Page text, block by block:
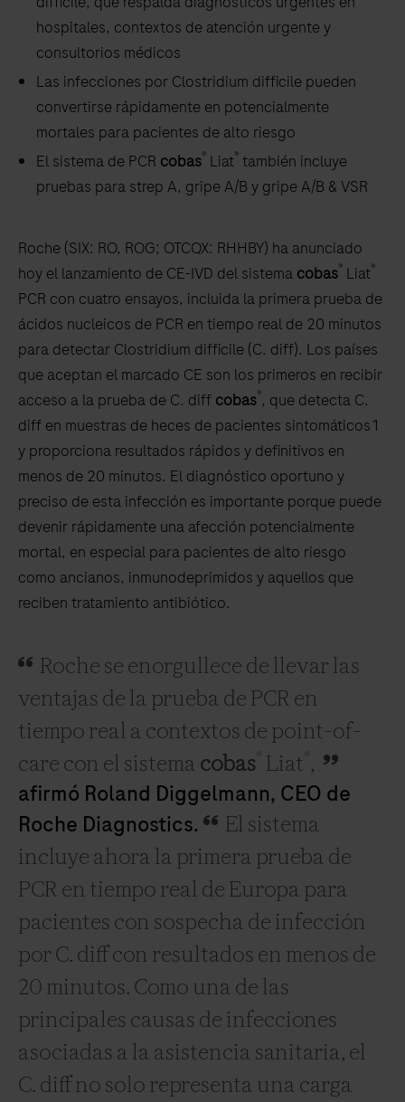
hospitales, contextos de atención urgente y
consultorios médicos
Las infecciones por Clostridium difficile pueden
convertirse rápidamente en potencialmente
mortales para pacientes de alto riesgo
El sistema de PCR cobas® Liat® también incluye
pruebas para strep A, gripe A/B y gripe A/B & VSR
Roche (SIX: RO, ROG; OTCQX: RHHBY) ha anunciado
hoy el lanzamiento de CE-IVD del sistema cobas® Liat®
PCR con cuatro ensayos, incluida la primera prueba de
ácidos nucleicos de PCR en tiempo real de 20 minutos
para detectar Clostridium difficile (C. diff). Los países
que aceptan el marcado CE son los primeros en recibir
acceso a la prueba de C. diff cobas®, que detecta C.
diff en muestras de heces de pacientes sintomáticos1
y proporciona resultados rápidos y definitivos en
menos de 20 minutos. El diagnóstico oportuno y
preciso de esta infección es importante porque puede
devenir rápidamente una afección potencialmente
mortal, en especial para pacientes de alto riesgo
como ancianos, inmunodeprimidos y aquellos que
reciben tratamiento antibiótico.
Roche se enorgullece de llevar las
ventajas de la prueba de PCR en
tiempo real a contextos de point-of-
care con el sistema cobas Liat ,
afirmó Roland Diggelmann, CEO de
Roche Diagnostics.
El sistema
incluye ahora la primera prueba de
PCR en tiempo real de Europa para
pacientes con sospecha de infección
por C. diff con resultados en menos de
20 minutos. Como una de las
principales causas de infecciones
asociadas a la asistencia sanitaria, el
C. diff no solo representa una carga